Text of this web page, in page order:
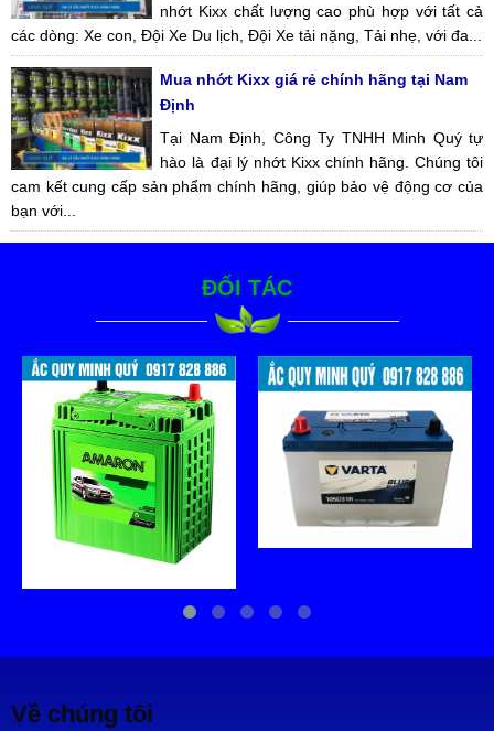
nhớt Kixx chất lượng cao phù hợp với tất cả
các dòng: Xe con, Đội Xe Du lịch, Đội Xe tải nặng, Tải nhẹ, với đa...
Mua nhớt Kixx giá rẻ chính hãng tại Nam
Định
Tại Nam Định, Công Ty TNHH Minh Quý tự
hào là đại lý nhớt Kixx chính hãng. Chúng tôi
cam kết cung cấp sản phẩm chính hãng, giúp bảo vệ động cơ của
bạn với...
ĐỐI TÁC
Về chúng tôi